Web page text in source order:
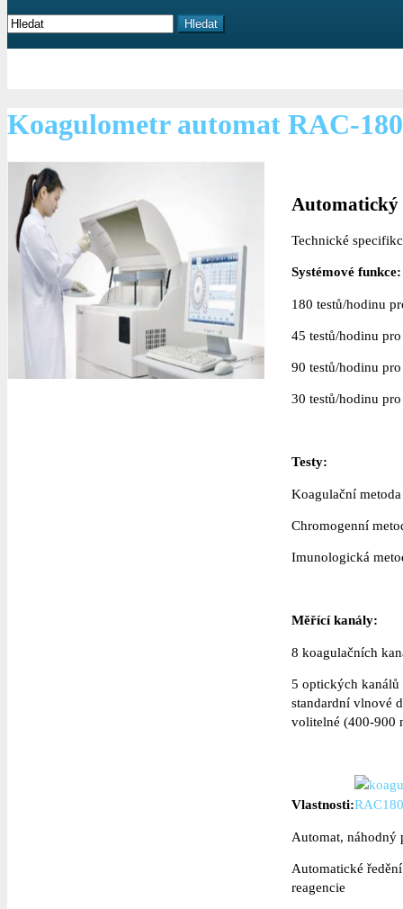
Hledat
Koagulometr automat RAC-
Automatický
Technické
Systémové funkce:
180 testů/hodinu
45 testů/hodinu
90 testů/hodinu
30 testů/hodinu
Testy:
Koagulační
Chromogenní
Imunologická
Měřící kanály:
8 koagulačních
5 optických
standardní vlnové
volitelné (400-900
Vlastnosti:
Automat,
Automatické
reagencie